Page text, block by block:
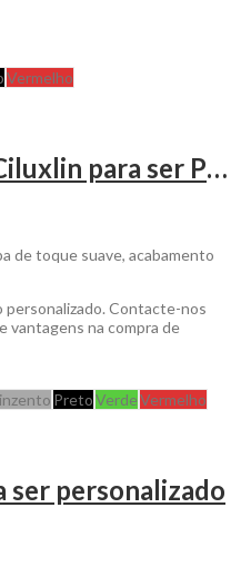
Vermelho
Bloco de Notas A-5 Ciluxlin para ser Personalizado
de toque suave, acabamento
personalizado. Contacte-nos
vantagens na compra de
PretoVerdeVermelho
ser personalizado